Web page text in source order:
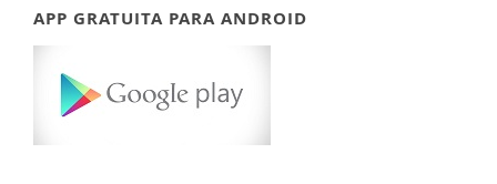
APP GRATUITA PARA ANDROID